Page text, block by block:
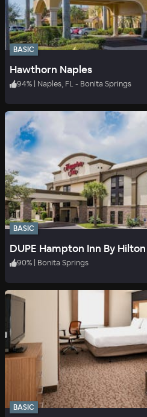
BASIC
Hawthorn Naples
94% | Naples, FL - Bonita Springs
BASIC
90% | Bonita Springs
BASIC